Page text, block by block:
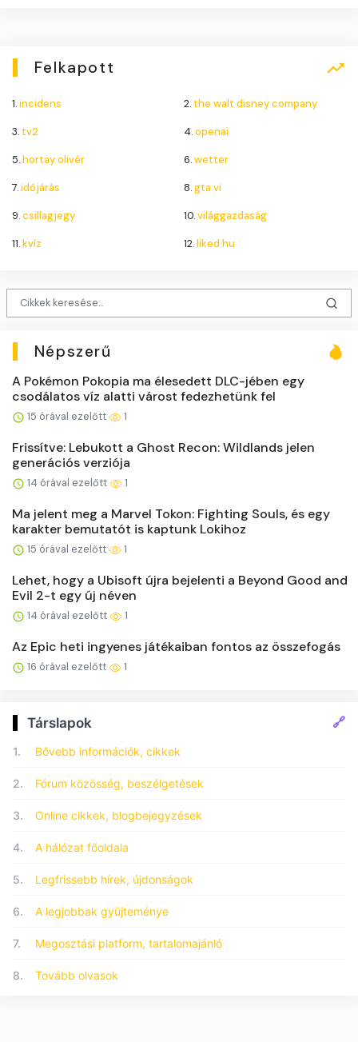
Felkapott
1.incidens 2. the walt disney company
3. tv2 4.openai
5.hortay olivér 6.wetter
7.időjárás 8.gta vi
9.csillagjegy 10.világgazdaság
11.kvíz 12.liked.hu
Népszerű
A Pokémon Pokopia ma élesedett DLC-jében egy
csodálatos víz alatti várost fedezhetünk fel
15 órával ezelőtt 1
Frissítve: Lebukott a Ghost Recon: Wildlands jelen
generációs verziója
14 órával ezelőtt 1
Ma jelent meg a Marvel Tokon: Fighting Souls, és egy
karakter bemutatót is kaptunk Lokihoz
15 órával ezelőtt 1
Lehet, hogy a Ubisoft újra bejelenti a Beyond Good and
Evil 2-t egy új néven
14 órával ezelőtt 1
Az Epic heti ingyenes játékaiban fontos az összefogás
16 órával ezelőtt 1
Társlapok 🔗
1. Bővebb információk, cikkek
2. Fórum közösség, beszélgetések
3. Online cikkek, blogbejegyzések
4. A hálózat főoldala
5. Legfrissebb hírek, újdonságok
6. A legjobbak gyűjteménye
7. Megosztási platform, tartalomajánló
8. Tovább olvasok